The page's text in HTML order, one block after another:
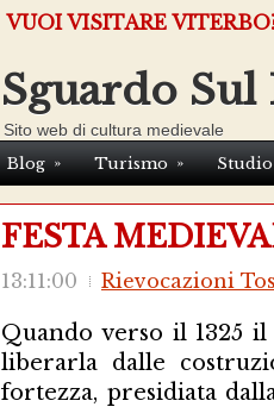
VUOI VISITARE
Sguardo
Sito web di cultura medievale
Blog » Turismo » Studio
FESTA
13:11:00 Rievocazioni
Quando verso il 1325
liberarla dalle
fortezza, presidiata